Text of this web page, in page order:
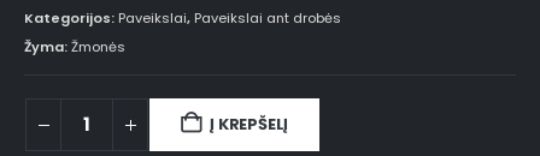
Kategorijos: Paveikslai, Paveikslai ant drobės
Žyma:Žmonės
Į KREPŠELĮ